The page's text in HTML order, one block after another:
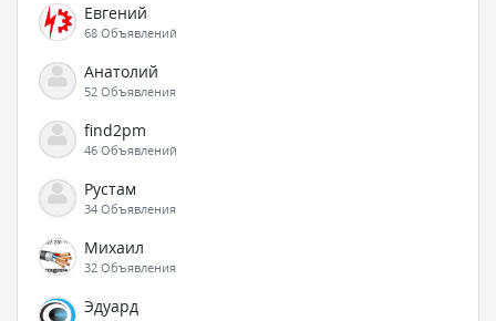
Евгений
68 Объявлений
Анатолий
52 Объявления
find2pm
46 Объявлений
Рустам
34 Объявления
Михаил
32 Объявления
Эдуард